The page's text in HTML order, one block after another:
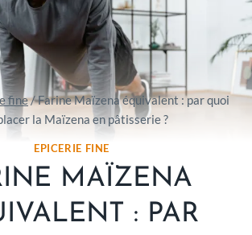
fine/Farine Maïzena équivalent : par quoi
la Maïzena en pâtisserie ?
EPICERIE FINE
MAÏZENA
: PAR